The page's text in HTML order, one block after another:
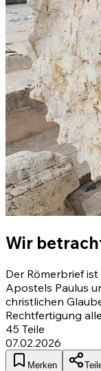
Wir
Der Römerbrief
Apostels Paulus
christlichen
Rechtfertigung
45 Teile
07.02.2026
Merken